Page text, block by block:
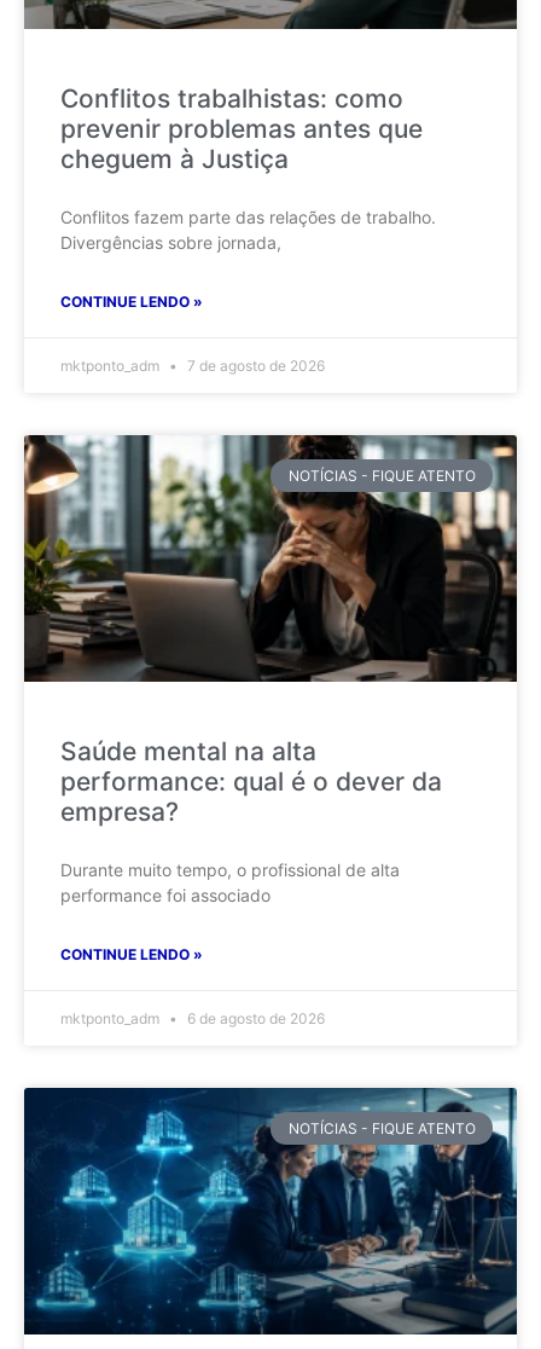
Conflitos trabalhistas: como
prevenir problemas antes que
cheguem à Justiça
Conflitos fazem parte das relações de trabalho.
Divergências sobre jornada,
CONTINUE LENDO »
mktponto_adm 7 de agosto de 2026
NOTÍCIAS - FIQUE ATENTO
Saúde mental na alta
performance: qual é o dever da
empresa?
Durante muito tempo, o profissional de alta
performance foi associado
CONTINUE LENDO »
mktponto_adm 6 de agosto de 2026
NOTÍCIAS - FIQUE ATENTO